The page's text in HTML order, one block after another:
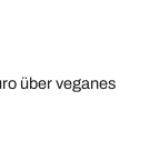
über veganes